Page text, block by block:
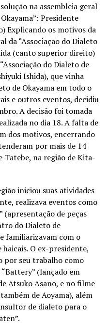
na assembleia geral
Presidente
Explicando os motivos da
da “Associação do Dialeto
(canto superior direito)
do Dialeto de
Ishida), que vinha
de Okayama em todo o
e outros eventos, decidiu
A decisão foi tomada
no dia 18. A falta de
dos motivos, encerrando
por mais de 14
Tatebe, na região de Kita-
iniciou suas atividades
realizava eventos como
(apresentação de peças
do Dialeto de
familiarizavam com o
O ex-presidente,
por seu trabalho como
(lançado em
Atsuko Asano, e no filme
de Aoyama), além
de dialeto para o